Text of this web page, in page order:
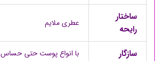
ساختار
رایحه
عطری ملایم
سازگار با انواع پوست حتی حساس